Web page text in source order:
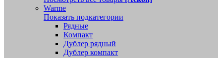
Warme
Показать подкатегории
Рядные
Компакт
Дублер рядный
Дублер компакт